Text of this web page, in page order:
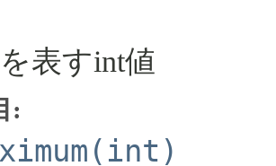
表すint値
: